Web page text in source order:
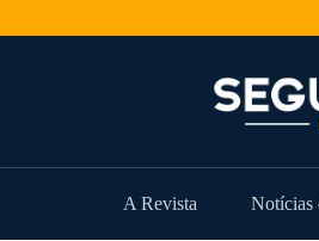
A Revista Notícias